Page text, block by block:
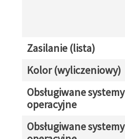
Zasilanie (lista)
Kolor (wyliczeniowy)
Obsługiwane systemy
operacyjne
Obsługiwane systemy